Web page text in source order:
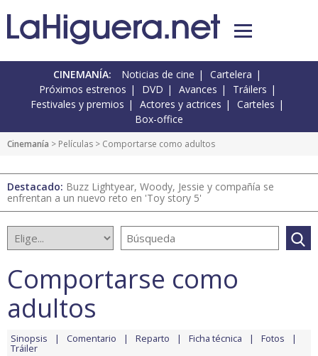
CINEMANÍA: Noticias de cine
Cartelera
Próximos estrenos
DVD Avances
Tráilers
Festivales y premios
Actores y actrices
Carteles
Box-office
Cinemanía > Películas > Comportarse como adultos
Destacado: Buzz Lightyear, Woody, Jessie y compañía se
enfrentan a un nuevo reto en 'Toy story 5'
Comportarse como
adultos
Sinopsis Comentario Reparto Ficha técnica Fotos
Tráiler